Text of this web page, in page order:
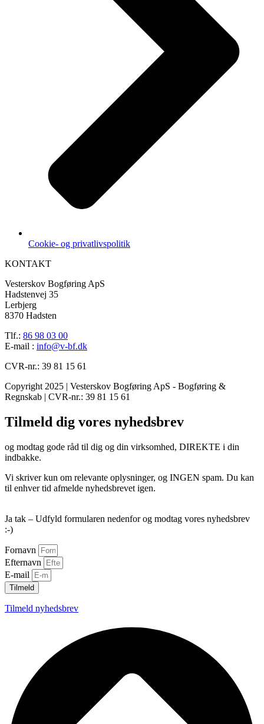
Cookie- og privatlivspolitik
KONTAKT
Vesterskov Bogføring ApS
Hadstenvej 35
Lerbjerg
8370 Hadsten
Tlf.: 86 98 03 00
E-mail : info@v-bf.dk
CVR-nr.: 39 81 15 61
Copyright 2025 | Vesterskov Bogføring ApS - Bogføring &
Regnskab | CVR-nr.: 39 81 15 61
Tilmeld dig vores nyhedsbrev
og modtag gode råd til dig og din virksomhed, DIREKTE i din
indbakke.
Vi skriver kun om relevante oplysninger, og INGEN spam. Du kan
til enhver tid afmelde nyhedsbrevet igen.
Ja tak – Udfyld formularen nedenfor og modtag vores nyhedsbrev
:-)
Fornavn
Efternavn
E-mail
Tilmeld
Tilmeld nyhedsbrev